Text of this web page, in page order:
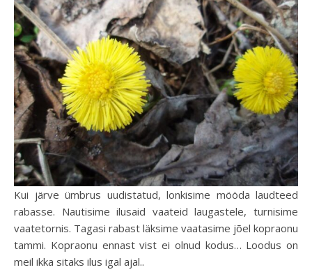
Kui järve ümbrus uudistatud, lonkisime mööda laudteed
rabasse. Nautisime ilusaid vaateid laugastele, turnisime
vaatetornis. Tagasi rabast läksime vaatasime jõel kopraonu
tammi. Kopraonu ennast vist ei olnud kodus… Loodus on
meil ikka sitaks ilus igal ajal..